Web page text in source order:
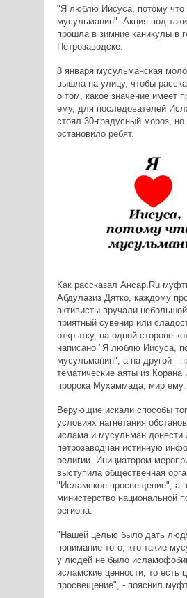
"Я люблю Иисуса, потому что
мусульманин". Акция под
прошла в зимние каникулы в
Петрозаводске.
8 января мусульманская
вышла на улицу, чтобы
о том, какое значение имеет
ему, для последователей
стоял 30-градусный мороз, но
остановило ребят.
Как рассказал Ансар.Ru
Абдулазиз Дятко, каждому
активисты вручали
приятный сувенир или
открытку, на одной стороне
написано "Я люблю Иисуса,
мусульманин", а на другой -
тематические аяты из Корана
пророка Мухаммада, мир ему.
Верующие искали способы
условиях нагнетания
ислама и мусульман донести
петрозаводчан истинную
религии. Инициатором
выступила общественная
"Исламское просвещение", а
министерство национальной
региона.
"Нашей целью было дать
понимание того, кто такие
у людей не было
исламские ценности, то есть
просвещение", - пояснил